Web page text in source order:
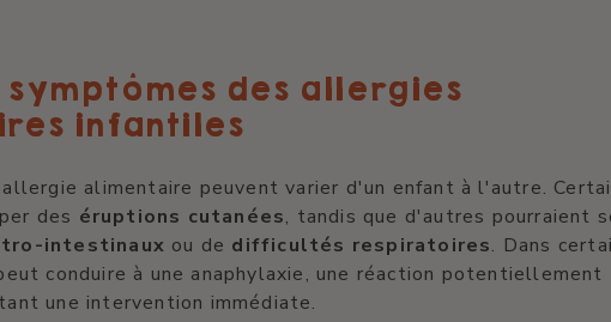
symptômes des allergies
infantiles
alimentaire peuvent varier d'un enfant à l'autre.
des éruptions cutanées, tandis que d'autres pourraient
intestinaux ou de difficultés respiratoires. Dans
conduire à une anaphylaxie, une réaction potentiellement
une intervention immédiate.